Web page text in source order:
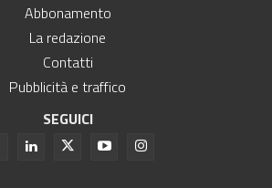
Abbonamento
La redazione
Contatti
Pubblicità e traffico
SEGUICI